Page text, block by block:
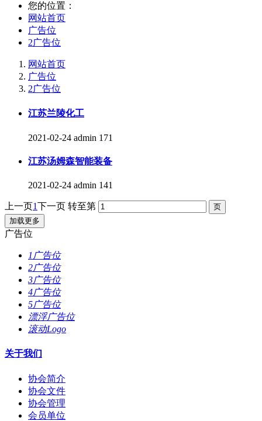
您的位置：
网站首页
广告位
2广告位
网站首页
广告位
2广告位
江苏兰陵化工
2021-02-24 admin 171
江苏汤姆森智能装备
2021-02-24 admin 141
上一页1下一页 转至第
加载更多
广告位
1广告位
2广告位
3广告位
4广告位
5广告位
漂浮广告位
滚动Logo
关于我们
协会简介
协会文件
协会管理
会员单位